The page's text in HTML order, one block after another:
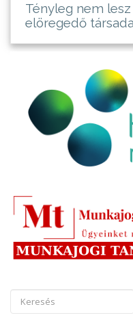
Tényleg nem
elöregedő